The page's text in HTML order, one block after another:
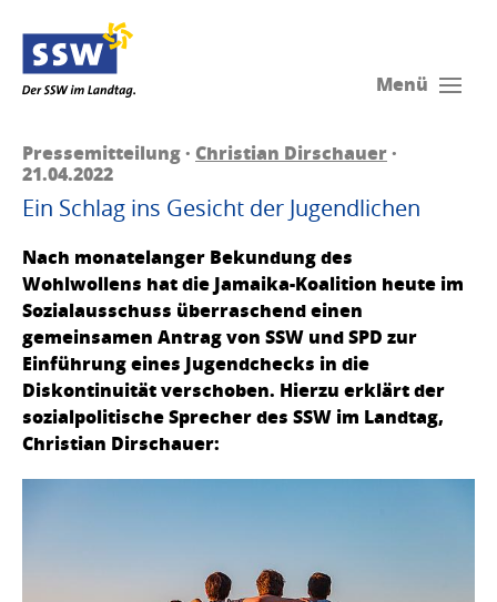
Menü
Pressemitteilung · Christian Dirschauer·
21.04.2022
Ein Schlag ins Gesicht der Jugendlichen
Nach monatelanger Bekundung des
Wohlwollens hat die Jamaika-Koalition heute im
Sozialausschuss überraschend einen
gemeinsamen Antrag von SSW und SPD zur
Einführung eines Jugendchecks in die
Diskontinuität verschoben. Hierzu erklärt der
sozialpolitische Sprecher des SSW im Landtag,
Christian Dirschauer: